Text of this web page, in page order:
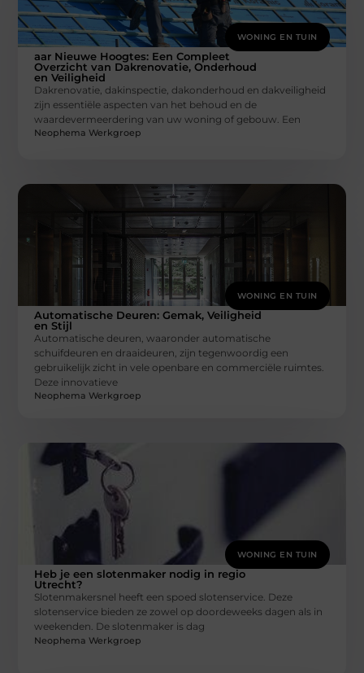
WONING EN TUIN
aar Nieuwe Hoogtes: Een Compleet
Overzicht van Dakrenovatie, Onderhoud
en Veiligheid
Dakrenovatie, dakinspectie, dakonderhoud en dakveiligheid
zijn essentiële aspecten van het behoud en de
waardevermeerdering van uw woning of gebouw. Een
Neophema Werkgroep
WONING EN TUIN
Automatische Deuren: Gemak, Veiligheid
en Stijl
Automatische deuren, waaronder automatische
schuifdeuren en draaideuren, zijn tegenwoordig een
gebruikelijk zicht in vele openbare en commerciële ruimtes.
Deze innovatieve
Neophema Werkgroep
WONING EN TUIN
Heb je een slotenmaker nodig in regio
Utrecht?
Slotenmakersnel heeft een spoed slotenservice. Deze
slotenservice bieden ze zowel op doordeweeks dagen als in
weekenden. De slotenmaker is dag
Neophema Werkgroep